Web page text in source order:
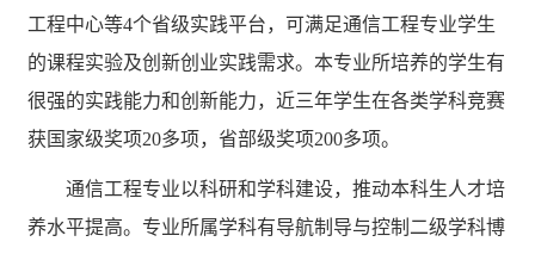
工程中心等4个省级实践平台，可满足通信工程专业学生
的课程实验及创新创业实践需求。本专业所培养的学生有
很强的实践能力和创新能力，近三年学生在各类学科竞赛
获国家级奖项20多项，省部级奖项200多项。
通信工程专业以科研和学科建设，推动本科生人才培
养水平提高。专业所属学科有导航制导与控制二级学科博